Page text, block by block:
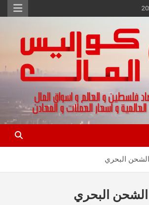
العالم و تقارير اسواق المال و العملات
الشحن البحري
الشحن البحري